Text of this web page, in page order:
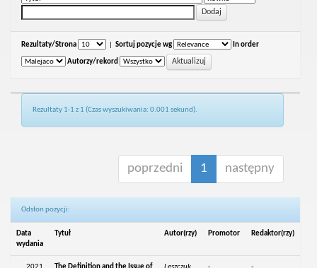
Rezultaty/Strona Sortuj pozycje wg In order
Autorzy/rekord
Rezultaty 1-1 z 1 (Czas wyszukiwania: 0.001 sekund).
poprzedni 1 następny
Odsłon pozycji:
Data
wydania
Tytuł Autor(rzy) Promotor Redaktor(rzy)